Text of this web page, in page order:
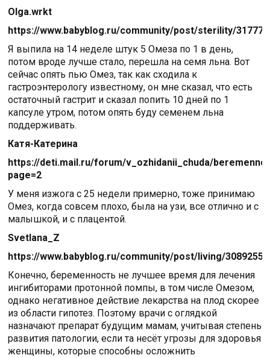
Olga.wrkt
https://www.babyblog.ru/community/post/sterility/
Я выпила на 14 неделе штук 5 Омеза по 1 в день,
потом вроде лучше стало, перешла на семя льна. Вот
сейчас опять пью Омез, так как сходила к
гастроэнтерологу известному, он мне сказал, что есть
остаточный гастрит и сказал попить 10 дней по 1
капсуле утром, потом опять буду семенем льна
поддерживать.
Катя-Катерина
https://deti.mail.ru/forum/v_ozhidanii_chuda/
page=2
У меня изжога с 25 недели примерно, тоже принимаю
Омез, когда совсем плохо, была на узи, все отлично и с
малышкой, и с плацентой.
Svetlana_Z
https://www.babyblog.ru/community/post/living/3089255
Конечно, беременность не лучшее время для лечения
ингибиторами протонной помпы, в том числе Омезом,
однако негативное действие лекарства на плод скорее
из области гипотез. Поэтому врачи с оглядкой
назначают препарат будущим мамам, учитывая степень
развития патологии, если та несёт угрозы для здоровья
женщины, которые способны осложнить